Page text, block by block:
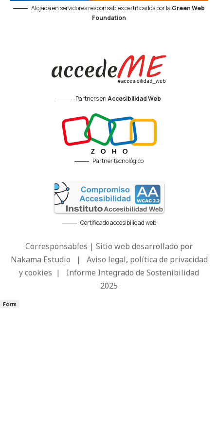
Alojada en servidores responsables certificados por la Green Web
Foundation
Partners enAccesibilidad Web
Partner tecnológico
Certificado accesibilidad web
Corresponsables | Sitio web desarrollado por
Nakama Estudio | Aviso legal, política de privacidad
y cookies | Informe Integrado de Sostenibilidad
2025
Form